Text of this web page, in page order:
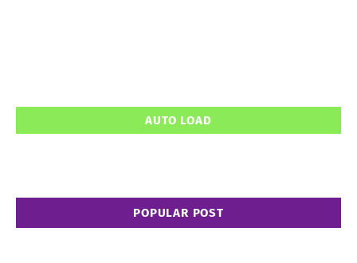
AUTO LOAD
POPULAR POST